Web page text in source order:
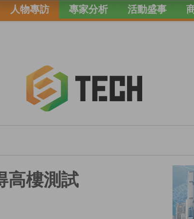
人物專訪 專家分析 活動盛事
高樓測試